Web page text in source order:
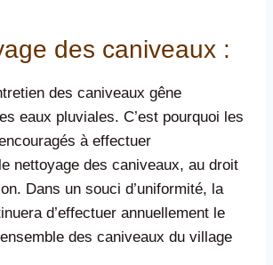
des caniveaux :
des caniveaux gêne
eaux pluviales. C’est pourquoi les
à effectuer
nettoyage des caniveaux, au droit
Dans un souci d’uniformité, la
d’effectuer annuellement le
des caniveaux du village